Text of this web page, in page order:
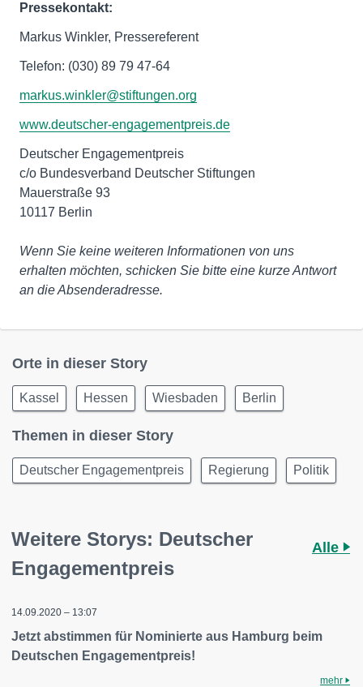
Pressekontakt:
Markus Winkler, Pressereferent
Telefon: (030) 89 79 47-64
markus.winkler@stiftungen.org
www.deutscher-engagementpreis.de
Deutscher Engagementpreis
c/o Bundesverband Deutscher Stiftungen
Mauerstraße 93
10117 Berlin
Wenn Sie keine weiteren Informationen von uns
erhalten möchten, schicken Sie bitte eine kurze Antwort
an die Absenderadresse.
Orte in dieser Story
Kassel Hessen Wiesbaden Berlin
Themen in dieser Story
Deutscher Engagementpreis Regierung Politik
Weitere Storys: Deutscher
Engagementpreis
Alle
14.09.2020 – 13:07
Jetzt abstimmen für Nominierte aus Hamburg beim
Deutschen Engagementpreis!
mehr